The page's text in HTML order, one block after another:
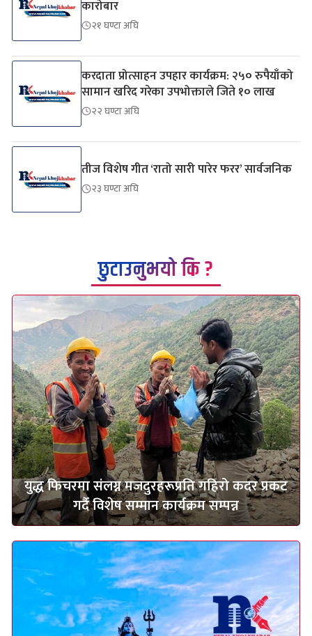
कारोबार
२१ घण्टा अघि
करदाता प्रोत्साहन उपहार कार्यक्रम: २५० रुपैयाँको
सामान खरिद गरेका उपभोक्ताले जिते १० लाख
२२ घण्टा अघि
तीज विशेष गीत ‘रातो सारी पारेर फरर’ सार्वजनिक
२३ घण्टा अघि
छुटाउनुभयो कि ?
युद्ध फिचरमा संलग्न मजदुरहरूप्रति गहिरो कदर प्रकट
गर्दै विशेष सम्मान कार्यक्रम सम्पन्न